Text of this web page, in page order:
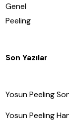
Genel
Peeling
Son Yazılar
Yosun Peeling
Yosun Peeling